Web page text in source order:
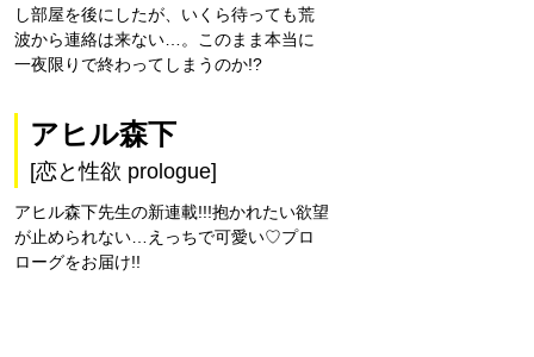
し部屋を後にしたが、いくら待っても荒
波から連絡は来ない…。このまま本当に
一夜限りで終わってしまうのか!?
アヒル森下
[恋と性欲 prologue]
アヒル森下先生の新連載!!!抱かれたい欲望
が止められない…えっちで可愛い♡プロ
ローグをお届け!!